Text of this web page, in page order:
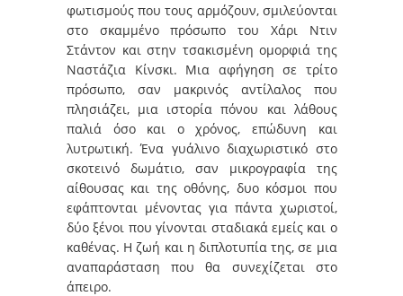
φωτισμούς που τους αρμόζουν, σμιλεύονται
στο σκαμμένο πρόσωπο του Χάρι Ντιν
Στάντον και στην τσακισμένη ομορφιά της
Ναστάζια Κίνσκι. Μια αφήγηση σε τρίτο
πρόσωπο, σαν μακρινός αντίλαλος που
πλησιάζει, μια ιστορία πόνου και λάθους
παλιά όσο και ο χρόνος, επώδυνη και
λυτρωτική. Ένα γυάλινο διαχωριστικό στο
σκοτεινό δωμάτιο, σαν μικρογραφία της
αίθουσας και της οθόνης, δυο κόσμοι που
εφάπτονται μένοντας για πάντα χωριστοί,
δύο ξένοι που γίνονται σταδιακά εμείς και ο
καθένας. Η ζωή και η διπλοτυπία της, σε μια
αναπαράσταση που θα συνεχίζεται στο
άπειρο.